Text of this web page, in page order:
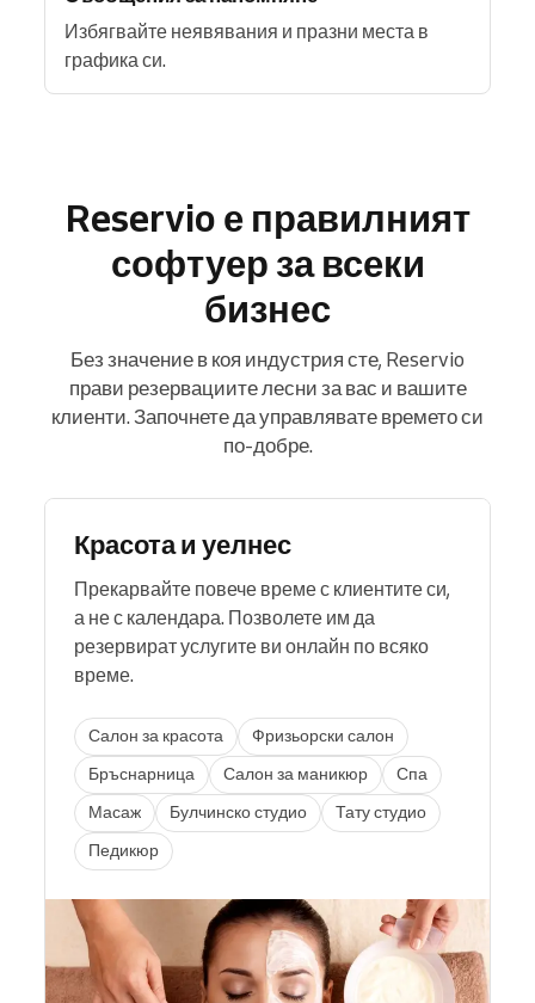
Избягвайте неявявания и празни места в
графика си.
Reservio е правилният
софтуер за всеки
бизнес
Без значение в коя индустрия сте, Reservio
прави резервациите лесни за вас и вашите
клиенти. Започнете да управлявате времето си
по-добре.
Красота и уелнес
Прекарвайте повече време с клиентите си,
а не с календара. Позволете им да
резервират услугите ви онлайн по всяко
време.
Салон за красота
Фризьорски салон
Бръснарница
Салон за маникюр
Спа
Масаж
Булчинско студио
Тату студио
Педикюр